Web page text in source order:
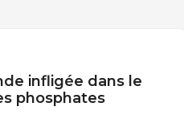
infligée dans le
phosphates